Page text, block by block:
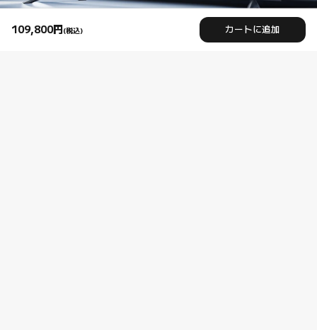
109,800円 (税込)
Current Price 円109800 カートに追加